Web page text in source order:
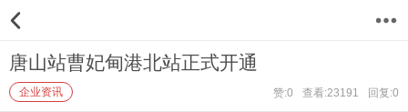
唐山站曹妃甸港北站正式开通
企业资讯 赞:0 查看:23191 回复:0